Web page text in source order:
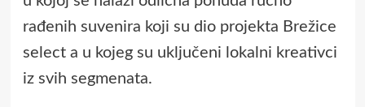
rađenih suvenira koji su dio projekta Brežice
select a u kojeg su uključeni lokalni kreativci
iz svih segmenata.